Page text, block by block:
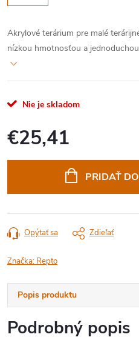
Akrylové terárium pre malé
nízkou hmotnosťou a
Nie je skladom
€25,41
PRIDAŤ
Opýtať sa Zdieľať
Značka: Repto
Popis produktu
Podrobný popis